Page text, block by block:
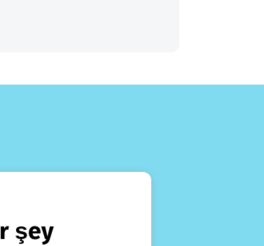
şey